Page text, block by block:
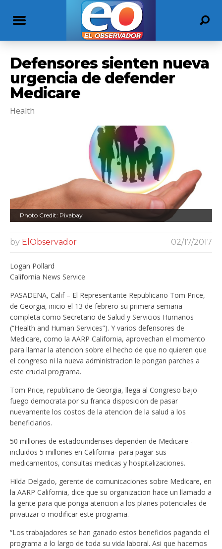
Defensores sienten nueva
urgencia de defender
Medicare
Health
Photo Credit: Pixabay
by ElObservador 02/17/2017
Logan Pollard
California News Service
PASADENA, Calif – El Representante Republicano Tom Price,
de Georgia, inicio el 13 de febrero su primera semana
completa como Secretario de Salud y Servicios Humanos
(“Health and Human Services”). Y varios defensores de
Medicare, como la AARP California, aprovechan el momento
para llamar la atencion sobre el hecho de que no quieren que
el congreso ni la nueva administracion le pongan parches a
este crucial programa.
Tom Price, republicano de Georgia, llega al Congreso bajo
fuego democrata por su franca disposicion de pasar
nuevamente los costos de la atencion de la salud a los
beneficiarios.
50 millones de estadounidenses dependen de Medicare -
incluidos 5 millones en California- para pagar sus
medicamentos, consultas medicas y hospitalizaciones.
Hilda Delgado, gerente de comunicaciones sobre Medicare, en
la AARP California, dice que su organizacion hace un llamado a
la gente para que ponga atencion a los planes potenciales de
privatizar o modificar este programa.
“Los trabajadores se han ganado estos beneficios pagando el
programa a lo largo de toda su vida laboral. Asi que hacemos